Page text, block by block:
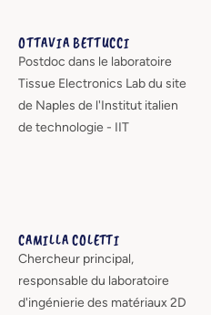
OTTAVIA BETTUCCI
Postdoc dans le laboratoire
Tissue Electronics Lab du site
de Naples de l'Institut italien
de technologie - IIT
CAMILLA COLETTI
Chercheur principal,
responsable du laboratoire
d'ingénierie des matériaux 2D